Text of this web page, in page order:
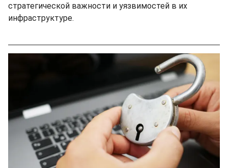
стратегической важности и уязвимостей в их
инфраструктуре.